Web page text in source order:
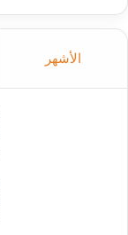
الأشهر